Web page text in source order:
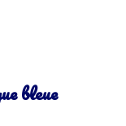
bleue